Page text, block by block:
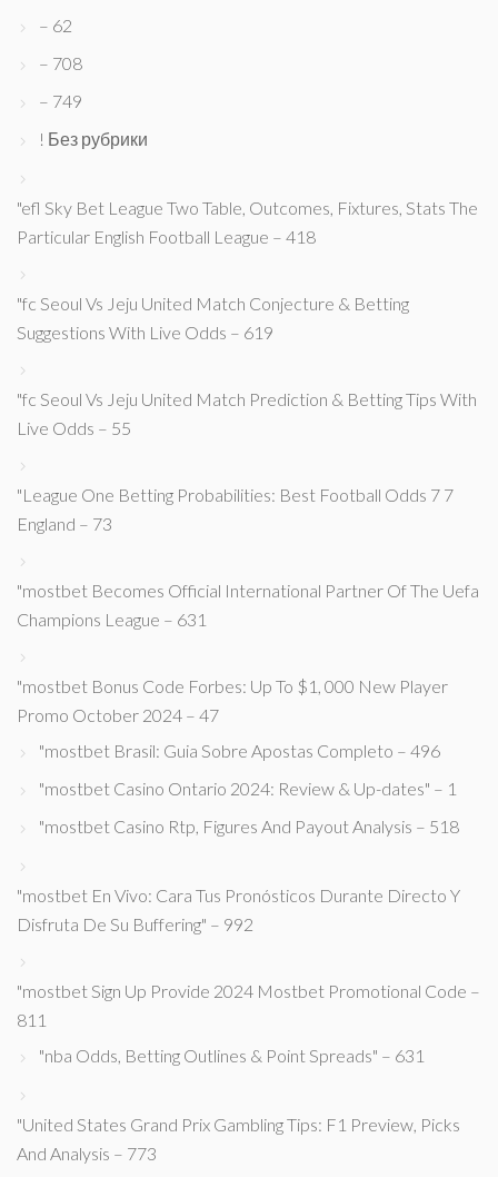
– 62
– 708
– 749
! Без рубрики
"efl Sky Bet League Two Table, Outcomes, Fixtures, Stats The
Particular English Football League – 418
"fc Seoul Vs Jeju United Match Conjecture & Betting
Suggestions With Live Odds – 619
"fc Seoul Vs Jeju United Match Prediction & Betting Tips With
Live Odds – 55
"League One Betting Probabilities: Best Football Odds 7 7
England – 73
"mostbet Becomes Official International Partner Of The Uefa
Champions League – 631
"mostbet Bonus Code Forbes: Up To $1, 000 New Player
Promo October 2024 – 47
"mostbet Brasil: Guia Sobre Apostas Completo – 496
"mostbet Casino Ontario 2024: Review & Up-dates" – 1
"mostbet Casino Rtp, Figures And Payout Analysis – 518
"mostbet En Vivo: Cara Tus Pronósticos Durante Directo Y
Disfruta De Su Buffering" – 992
"mostbet Sign Up Provide 2024 Mostbet Promotional Code –
811
"nba Odds, Betting Outlines & Point Spreads" – 631
"United States Grand Prix Gambling Tips: F1 Preview, Picks
And Analysis – 773